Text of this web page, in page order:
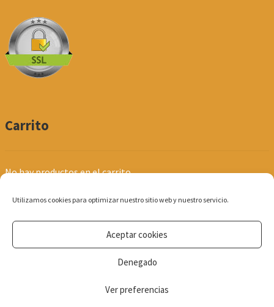
Utilizamos cookies para optimizar nuestro sitio web y nuestro servicio.
Aceptar cookies
Denegado
Ver preferencias
Carrito
No hay productos en el carrito.
© Produpel | Productos de Peluquería y Estética 2026